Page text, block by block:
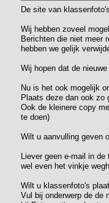
De site van
Wij hebben zoveel
Berichten die niet meer
hebben we gelijk
Wij hopen dat de
Nu is het ook mogelijk
Plaats deze dan ook zo
Ook de kleinere copy
te doen)
Wilt u aanvulling geven
Liever geen e-mail in
wel even het vinkje
Wilt u klassenfoto's
Vul bij onderwerp de de